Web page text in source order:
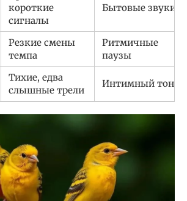
короткие
сигналы
Бытовые звуки
Резкие смены
темпа
Ритмичные
паузы
Тихие, едва
слышные трели
Интимный тон